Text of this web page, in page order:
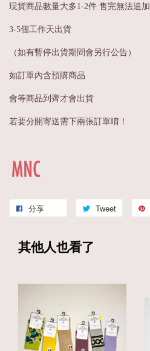
現貨商品數量大多1-2件 售完無法追加
3-5個工作天出貨
（如有暫停出貨期間會另行公告）
如訂單內含預購商品
會等商品到齊才會出貨
若要分開寄送需下兩張訂單唷！
分享 Tweet
其他人也看了